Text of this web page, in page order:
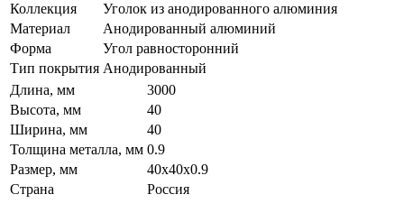
Коллекция
Уголок из анодированного алюминия
Материал
Анодированный алюминий
Форма
Угол равносторонний
Тип покрытия Анодированный
Длина, мм
3000
Высота, мм
40
Ширина, мм
40
Толщина металла, мм 0.9
Размер, мм
40х40х0.9
Страна
Россия